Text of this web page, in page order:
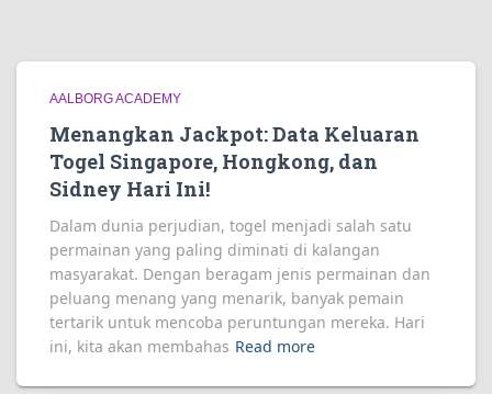
AALBORG ACADEMY
Menangkan Jackpot: Data Keluaran
Togel Singapore, Hongkong, dan
Sidney Hari Ini!
Dalam dunia perjudian, togel menjadi salah satu
permainan yang paling diminati di kalangan
masyarakat. Dengan beragam jenis permainan dan
peluang menang yang menarik, banyak pemain
tertarik untuk mencoba peruntungan mereka. Hari
ini, kita akan membahas Read more